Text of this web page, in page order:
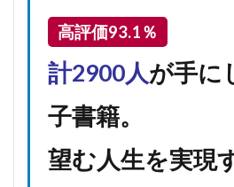
高評価93.1％
計2900人が手に
子書籍。
望む人生を実現